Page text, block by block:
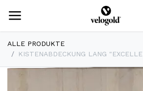
ALLE PRODUKTE
KISTENABDECKUNG LANG